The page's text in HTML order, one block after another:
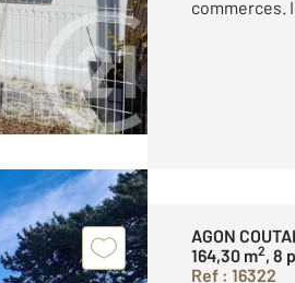
commerces.
AGON
164,30 m2, 8
Ref : 16322